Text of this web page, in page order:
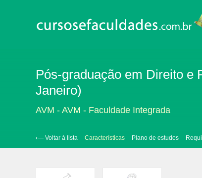
Pós-graduação em Direito e
Janeiro)
AVM - AVM - Faculdade Integrada
‹— Voltar à lista Características Plano de estudos